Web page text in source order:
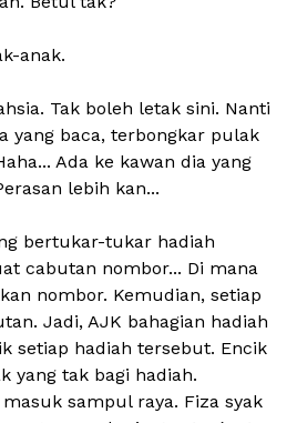
anak.
Tak boleh letak sini. Nanti
yang baca, terbongkar pulak
Ada ke kawan dia yang
lebih kan...
bertukar-tukar hadiah
cabutan nombor... Di mana
nombor. Kemudian, setiap
Jadi, AJK bahagian hadiah
setiap hadiah tersebut. Encik
yang tak bagi hadiah.
masuk sampul raya. Fiza syak